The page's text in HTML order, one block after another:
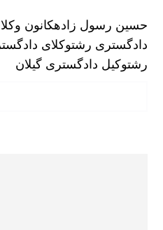
حسین رسول زادهکانون
دادگستری رشتوکلای
رشتوکیل دادگستری گیلان